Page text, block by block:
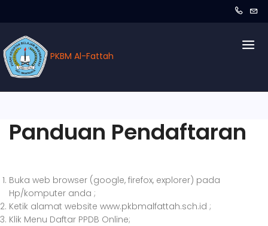
PKBM Al-Fattah
Panduan Pendaftaran
Buka web browser (google, firefox, explorer) pada
Hp/komputer anda ;
Ketik alamat website www.pkbmalfattah.sch.id ;
Klik Menu Daftar PPDB Online;